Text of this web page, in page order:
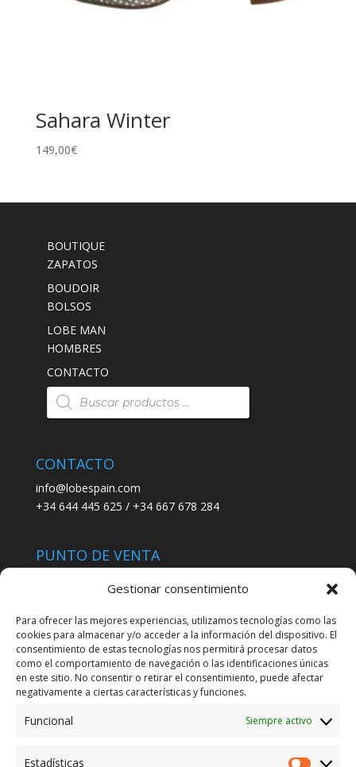
Gestionar consentimiento
Para ofrecer las mejores experiencias, utilizamos tecnologías como las
cookies para almacenar y/o acceder a la información del dispositivo. El
consentimiento de estas tecnologías nos permitirá procesar datos
como el comportamiento de navegación o las identificaciones únicas
en este sitio. No consentir o retirar el consentimiento, puede afectar
negativamente a ciertas características y funciones.
Funcional Siempre activo
Estadísticas
Sahara Winter
149,00€
BOUTIQUE
ZAPATOS
BOUDOIR
BOLSOS
LOBE MAN
HOMBRES
CONTACTO
Búsqueda
de
productos
CONTACTO
info@lobespain.com
+34 644 445 625 / +34 667 678 284
PUNTO DE VENTA
C/ San José 6, 11004 Cádiz
LEGAL
POLÍTICA DE ENVÍO
TERMINOS Y CONDICIONES